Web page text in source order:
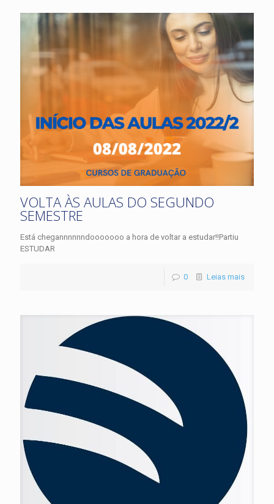
VOLTA ÀS AULAS DO SEGUNDO
SEMESTRE
Está chegannnnnndooooooo a hora de voltar a estudar!!Partiu
ESTUDAR
0 Leias mais